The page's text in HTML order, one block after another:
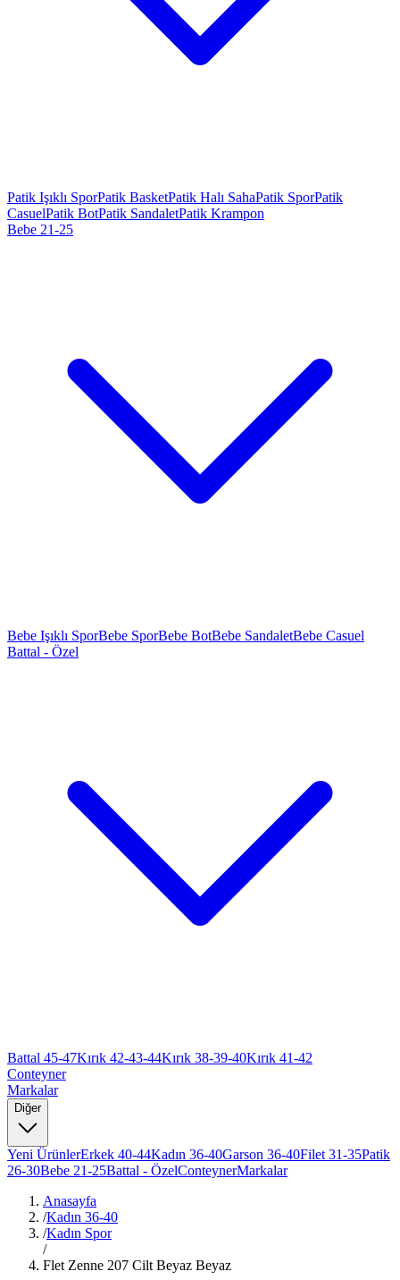
Patik Işıklı SporPatik BasketPatik Halı SahaPatik SporPatik
CasuelPatik BotPatik SandaletPatik Krampon
Bebe 21-25
Bebe Işıklı SporBebe SporBebe BotBebe SandaletBebe Casuel
Battal - Özel
Battal 45-47Kırık 42-43-44Kırık 38-39-40Kırık 41-42
Conteyner
Markalar
Diğer
Yeni ÜrünlerErkek 40-44Kadın 36-40Garson 36-40Filet 31-35Patik
26-30Bebe 21-25Battal - ÖzelConteynerMarkalar
Anasayfa
/Kadın 36-40
/Kadın Spor
/
Flet Zenne 207 Cilt Beyaz Beyaz